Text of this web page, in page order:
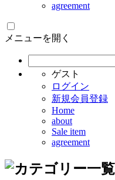
agreement
メニューを開く
ゲスト
ログイン
新規会員登録
Home
about
Sale item
agreement